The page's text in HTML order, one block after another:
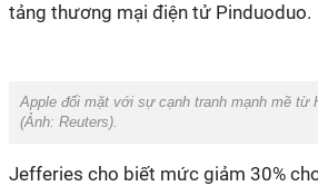
tảng thương mại điện tử Pinduoduo.
Apple đối mặt với sự cạnh tranh mạnh mẽ từ
(Ảnh: Reuters).
Jefferies cho biết mức giảm 30%